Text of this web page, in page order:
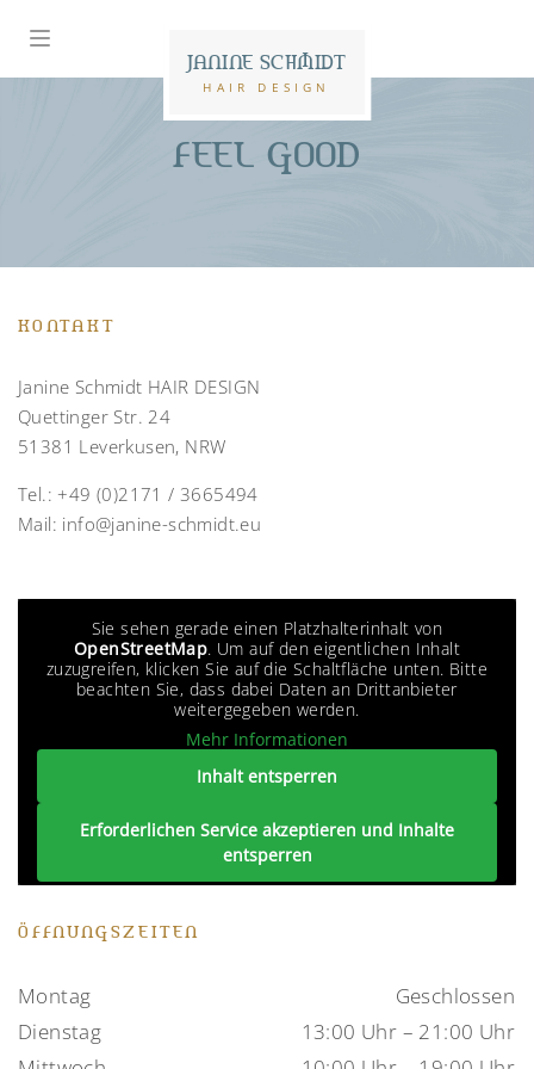
JANINE SCHMIDT
HAIR DESIGN
FEEL GOOD
KONTAKT
Janine Schmidt HAIR DESIGN
Quettinger Str. 24
51381 Leverkusen, NRW
Tel.:+49 (0)2171 / 3665494
Mail: info@janine-schmidt.eu
Sie sehen gerade einen Platzhalterinhalt von
OpenStreetMap. Um auf den eigentlichen Inhalt
zuzugreifen, klicken Sie auf die Schaltfläche unten. Bitte
beachten Sie, dass dabei Daten an Drittanbieter
weitergegeben werden.
Mehr Informationen
Inhalt entsperren
Erforderlichen Service akzeptieren und Inhalte
entsperren
ÖFFNUNGSZEITEN
Montag
Geschlossen
Dienstag
13:00 Uhr – 21:00 Uhr